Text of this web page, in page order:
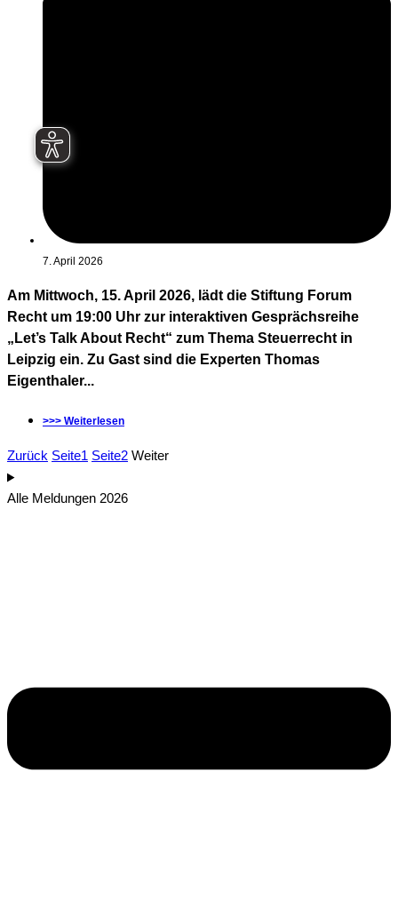
7. April 2026
Am Mittwoch, 15. April 2026, lädt die Stiftung Forum
Recht um 19:00 Uhr zur interaktiven Gesprächsreihe
„Let’s Talk About Recht“ zum Thema Steuerrecht in
Leipzig ein. Zu Gast sind die Experten Thomas
Eigenthaler...
>>> Weiterlesen
Zurück Seite1 Seite2 Weiter
Alle Meldungen 2026